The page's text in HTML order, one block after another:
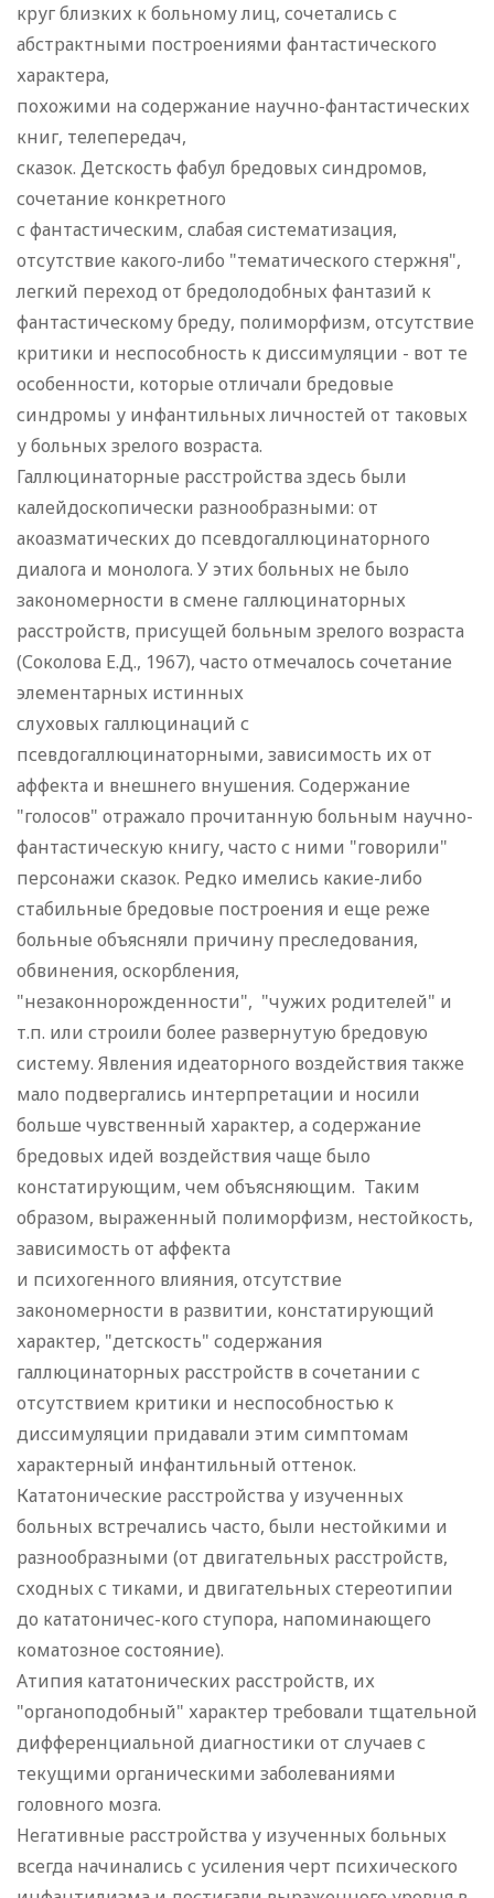
круг близких к больному лиц, сочетались с
абстрактными построениями фантастического
характера,
похожими на содержание научно-фантастических
книг, телепередач,
сказок. Детскость фабул бредовых синдромов,
сочетание конкретного
с фантастическим, слабая систематизация,
отсутствие какого-либо "тематического стержня",
легкий переход от бредолодобных фантазий к
фантастическому бреду, полиморфизм, отсутствие
критики и неспособность к диссимуляции - вот те
особенности, которые отличали бредовые
синдромы у инфантильных личностей от таковых
у больных зрелого возраста.
Галлюцинаторные расстройства здесь были
калейдоскопически разнообразными: от
акоазматических до псевдогаллюцинаторного
диалога и монолога. У этих больных не было
закономерности в смене галлюцинаторных
расстройств, присущей больным зрелого возраста
(Соколова Е.Д., 1967), часто отмечалось сочетание
элементарных истинных
слуховых галлюцинаций с
псевдогаллюцинаторными, зависимость их от
аффекта и внешнего внушения. Содержание
"голосов" отражало прочитанную больным научно-
фантастическую книгу, часто с ними "говорили"
персонажи сказок. Редко имелись какие-либо
стабильные бредовые построения и еще реже
больные объясняли причину преследования,
обвинения, оскорбления,
"незаконнорожденности", "чужих родителей" и
т.п. или строили более развернутую бредовую
систему. Явления идеаторного воздействия также
мало подвергались интерпретации и носили
больше чувственный характер, а содержание
бредовых идей воздействия чаще было
констатирующим, чем объясняющим. Таким
образом, выраженный полиморфизм, нестойкость,
зависимость от аффекта
и психогенного влияния, отсутствие
закономерности в развитии, констатирующий
характер, "детскость" содержания
галлюцинаторных расстройств в сочетании с
отсутствием критики и неспособностью к
диссимуляции придавали этим симптомам
характерный инфантильный оттенок.
Кататонические расстройства у изученных
больных встречались часто, были нестойкими и
разнообразными (от двигательных расстройств,
сходных с тиками, и двигательных стереотипии
до кататоничес-кого ступора, напоминающего
коматозное состояние).
Атипия кататонических расстройств, их
"органоподобный" характер требовали тщательной
дифференциальной диагностики от случаев с
текущими органическими заболеваниями
головного мозга.
Негативные расстройства у изученных больных
всегда начинались с усиления черт психического